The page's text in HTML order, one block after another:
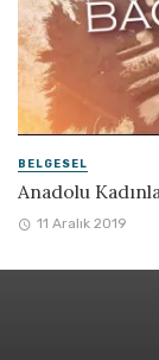
BELGESEL
Anadolu
11 Aralık 2019